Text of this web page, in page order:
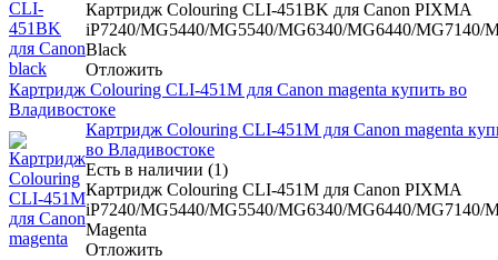
Картридж Colouring CLI-451BK для Canon PIXMA
iP7240/MG5440/MG5540/MG6340/MG6440/MG7140/
Black
Отложить
Картридж Colouring CLI-451M для Canon magenta купить во
Владивостоке
Картридж Colouring CLI-451M для Canon magenta
во Владивостоке
Есть в наличии (1)
Картридж Colouring CLI-451M для Canon PIXMA
iP7240/MG5440/MG5540/MG6340/MG6440/MG7140/
Magenta
Отложить